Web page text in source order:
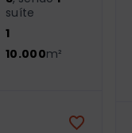
suíte
1
10.000m²